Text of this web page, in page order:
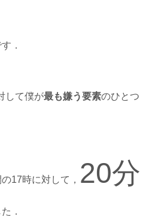
．
して僕が最も嫌う要素のひとつ
17時に対して， 20分
．